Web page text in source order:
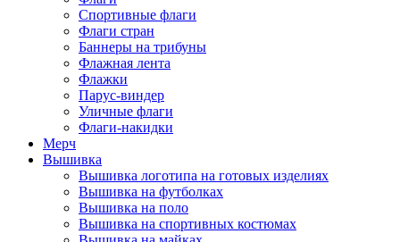
Спортивные флаги
Флаги стран
Баннеры на трибуны
Флажная лента
Флажки
Парус-виндер
Уличные флаги
Флаги-накидки
Мерч
Вышивка
Вышивка логотипа на готовых изделиях
Вышивка на футболках
Вышивка на поло
Вышивка на спортивных костюмах